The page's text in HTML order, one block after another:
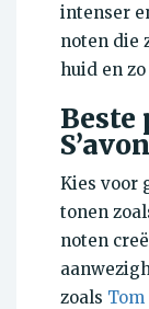
intenser
noten die
huid en
Beste
Kies voor
tonen
noten
zoals Tom